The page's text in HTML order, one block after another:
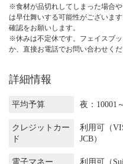
※食材が品切れしてしまった場合
は早仕舞いする可能性がございま
確認をお願いします。
※休みは不定休です。フェイスブ
か、直接お電話でお問い合わせくだ
詳細情報
平均予算 夜：10001
クレジットカー
ド
利用可（
JCB）
電子マネー
利用可（